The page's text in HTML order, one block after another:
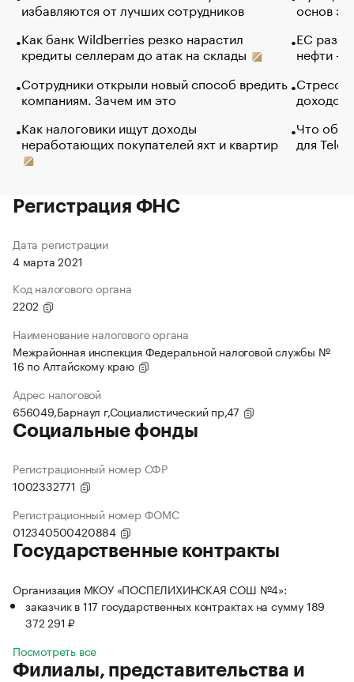
избавляются от лучших сотрудников
Как банк Wildberries резко нарастил
кредиты селлерам до атак на склады
Сотрудники открыли новый способ вредить
компаниям. Зачем им это
Как налоговики ищут доходы
неработающих покупателей яхт и квартир
основ
ЕС
нефти —
Стресс
доходов
Что
для
Регистрация ФНС
Дата регистрации
4 марта 2021
Код налогового органа
2202
Наименование налогового органа
Межрайонная инспекция Федеральной налоговой службы №
16 по Алтайскому краю
Адрес налоговой
656049,Барнаул г,Социалистический пр,47
Социальные фонды
Регистрационный номер СФР
1002332771
Регистрационный номер ФОМС
012340500420884
Государственные контракты
Организация МКОУ «ПОСПЕЛИХИНСКАЯ СОШ №4»:
заказчик в 117 государственных контрактах на сумму 189
372 291 ₽
Посмотреть все
Филиалы, представительства и